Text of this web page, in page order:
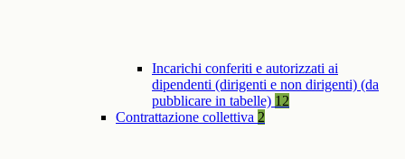
Incarichi conferiti e autorizzati ai
dipendenti (dirigenti e non dirigenti) (da
pubblicare in tabelle) 12
Contrattazione collettiva 2